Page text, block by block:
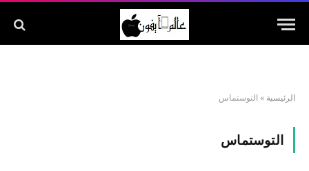
الرئيسية » التوستماس
التوستماس